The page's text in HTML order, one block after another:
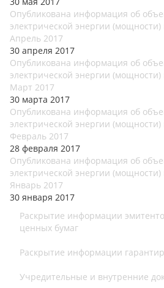
Опубликована информация об
электрической энергии
Апрель 2017
30 апреля 2017
Опубликована информация об
электрической энергии
Март 2017
30 марта 2017
Опубликована информация об
электрической энергии
Февраль 2017
28 февраля 2017
Опубликована информация об
электрической энергии
Январь 2017
30 января 2017
Раскрытие информации
ценных бумаг
Раскрытие информации
Учредительные и внутренние